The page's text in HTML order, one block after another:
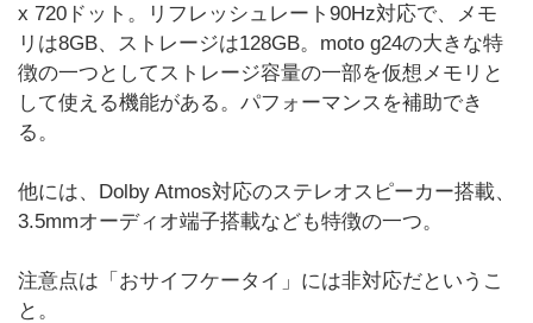
x 720ドット。リフレッシュレート90Hz対応で、メモ
リは8GB、ストレージは128GB。moto g24の大きな特
徴の一つとしてストレージ容量の一部を仮想メモリと
して使える機能がある。パフォーマンスを補助でき
る。
他には、Dolby Atmos対応のステレオスピーカー搭載、
3.5mmオーディオ端子搭載なども特徴の一つ。
注意点は「おサイフケータイ」には非対応だというこ
と。